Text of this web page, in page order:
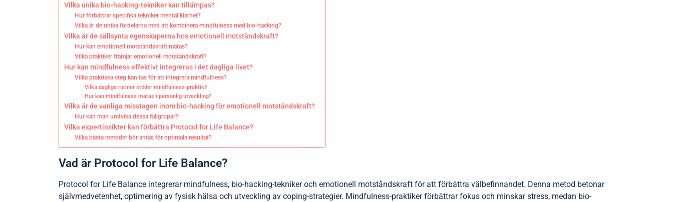
Vilka unika bio-hacking-tekniker kan tillämpas?
Hur förbättrar specifika tekniker mental klarhet?
Vilka är de unika fördelarna med att kombinera mindfulness med bio-hacking?
Vilka är de sällsynta egenskaperna hos emotionell motståndskraft?
Hur kan emotionell motståndskraft mätas?
Vilka praktiker främjar emotionell motståndskraft?
Hur kan mindfulness effektivt integreras i det dagliga livet?
Vilka praktiska steg kan tas för att integrera mindfulness?
Vilka dagliga rutiner stöder mindfulness-praktik?
Hur kan mindfulness mätas i personlig utveckling?
Vilka är de vanliga misstagen inom bio-hacking för emotionell motståndskraft?
Hur kan man undvika dessa fallgropar?
Vilka expertinsikter kan förbättra Protocol for Life Balance?
Vilka bästa metoder bör antas för optimala resultat?
Vad är Protocol for Life Balance?
Protocol for Life Balance integrerar mindfulness, bio-hacking-tekniker och emotionell motståndskraft för att förbättra välbefinnandet. Denna metod betonar
självmedvetenhet, optimering av fysisk hälsa och utveckling av coping-strategier. Mindfulness-praktiker förbättrar fokus och minskar stress, medan bio-